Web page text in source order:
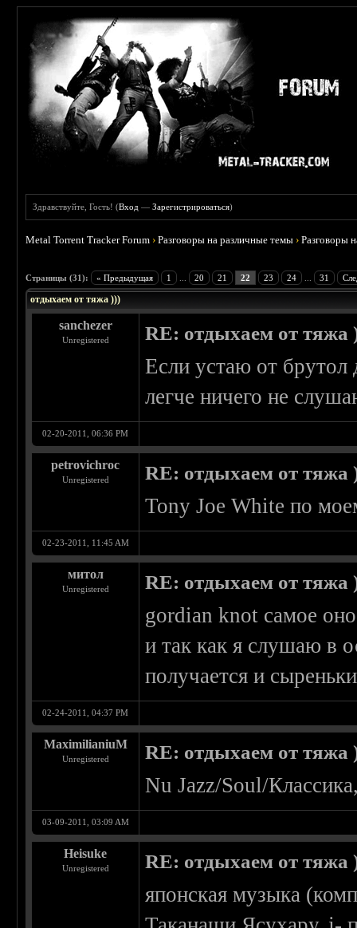
Здравствуйте, Гость! (Вход —Зарегистрироваться)
Metal Torrent Tracker Forum ›Разговоры на различные темы ›Разговоры
Страницы (31): « Предыдущая 1 20 21 22 23 24 31
отдыхаем от тяжа )))
sanchezer
Unregistered RE: отдыхаем от тяжа
Если устаю от
легче ничего не
02-20-2011, 06:36 PM
petrovichroc
Unregistered RE: отдыхаем от тяжа
Tony Joe White по
02-23-2011, 11:45 AM
митол
Unregistered RE: отдыхаем от тяжа
gordian knot самое
и так как я слушаю в
получается и
02-24-2011, 04:37 PM
MaximilianiuM
Unregistered RE: отдыхаем от тяжа
Nu Jazz/Soul/
03-09-2011, 03:09 AM
Heisuke
Unregistered RE: отдыхаем от тяжа
японская музыка